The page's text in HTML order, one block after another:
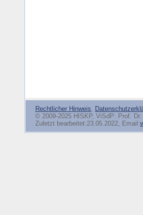
Rechtlicher Hinweis,
© 2009-2025 HISKP, ViSdP: Prof.
Zuletzt bearbeitet:23.05.2022, Email: